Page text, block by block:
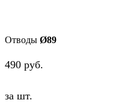
Отводы Ø89
490 руб.
за шт.